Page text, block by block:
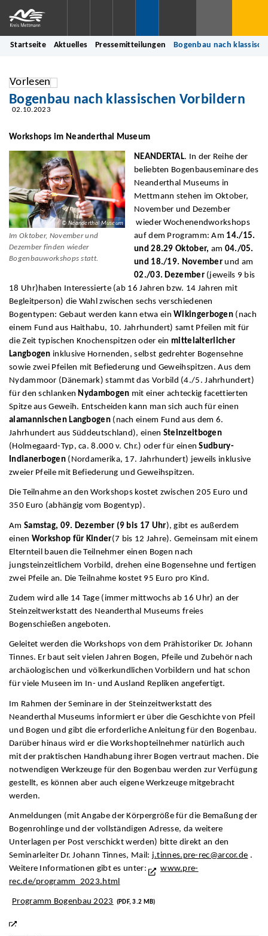
Startseite Aktuelles Pressemitteilungen Bogenbau nach
Vorlesen
Bogenbau nach klassischen Vorbildern
02.10.2023
Workshops im Neanderthal Museum
© Neanderthal Museum
Im Oktober, November und
Dezember finden wieder
Bogenbauworkshops statt.
NEANDERTAL. In der Reihe der
beliebten Bogenbauseminare des
Neanderthal Museums in
Mettmann stehen im Oktober,
November und Dezember
wieder Wochenendworkshops
auf dem Programm: Am 14./15.
und 28.29 Oktober, am 04./05.
und 18./19. November und am
02./03. Dezember (jeweils 9 bis
18 Uhr)haben Interessierte (ab 16 Jahren bzw. 14 Jahren mit
Begleitperson) die Wahl zwischen sechs verschiedenen
Bogentypen: Gebaut werden kann etwa einWikingerbogen (nach
einem Fund aus Haithabu, 10. Jahrhundert) samt Pfeilen mit für
die Zeit typischen Knochenspitzen oder ein mittelalterlicher
Langbogen inklusive Hornenden, selbst gedrehter Bogensehne
sowie zwei Pfeilen mit Befiederung und Geweihspitzen. Aus dem
Nydammoor (Dänemark) stammt das Vorbild (4./5. Jahrhundert)
für den schlanken Nydambogen mit einer achteckig facettierten
Spitze aus Geweih. Entscheiden kann man sich auch für einen
alamannischen Langbogen(nach einem Fund aus dem 6.
Jahrhundert aus Süddeutschland), einen Steinzeitbogen
(Holmegaard-Typ, ca. 8.000 v. Chr.) oder für einenSudbury-
Indianerbogen(Nordamerika, 17. Jahrhundert) jeweils inklusive
zweier Pfeile mit Befiederung und Geweihspitzen.
Die Teilnahme an den Workshops kostet zwischen 205 Euro und
350 Euro (abhängig vom Bogentyp).
Am Samstag, 09. Dezember (9 bis 17 Uhr), gibt es außerdem
einen Workshop für Kinder(7 bis 12 Jahre). Gemeinsam mit einem
Elternteil bauen die Teilnehmer einen Bogen nach
jungsteinzeitlichem Vorbild, drehen eine Bogensehne und fertigen
zwei Pfeile an. Die Teilnahme kostet 95 Euro pro Kind.
Zudem wird alle 14 Tage (immer mittwochs ab 16 Uhr) an der
Steinzeitwerkstatt des Neanderthal Museums freies
Bogenschießen angeboten.
Geleitet werden die Workshops von dem Prähistoriker Dr. Johann
Tinnes. Er baut seit vielen Jahren Bogen, Pfeile und Zubehör nach
archäologischen und völkerkundlichen Vorbildern und hat schon
für viele Museen im In- und Ausland Repliken angefertigt.
Im Rahmen der Seminare in der Steinzeitwerkstatt des
Neanderthal Museums informiert er über die Geschichte von Pfeil
und Bogen und gibt die erforderliche Anleitung für den Bogenbau.
Darüber hinaus wird er die Workshopteilnehmer natürlich auch
mit der praktischen Handhabung ihrer Bogen vertraut machen. Die
notwendigen Werkzeuge für den Bogenbau werden zur Verfügung
gestellt, es können aber auch eigene Werkzeuge mitgebracht
werden.
Anmeldungen (mit Angabe der Körpergröße für die Bemaßung der
Bogenrohlinge und der vollständigen Adresse, da weitere
Unterlagen per Post verschickt werden) bitte direkt an den
Seminarleiter Dr. Johann Tinnes, Mail: j.tinnes.pre-rec@arcor.de .
Weitere Informationen gibt es unter:
www.pre-
rec.de/programm_2023.html
Programm Bogenbau 2023 (PDF, 3.2 MB)